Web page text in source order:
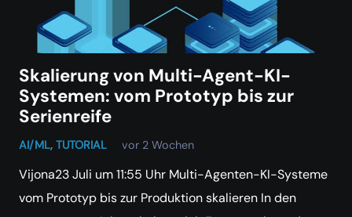
Skalierung von Multi-Agent-KI-
Systemen: vom Prototyp bis zur
Serienreife
AI/ML, TUTORIAL vor 2 Wochen
Vijona23 Juli um 11:55 Uhr Multi-Agenten-KI-Systeme
vom Prototyp bis zur Produktion skalieren In den